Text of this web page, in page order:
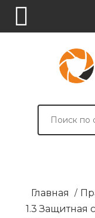
СПЕЦОДЕЖДА
СПЕЦОБУВЬ
СРЕДСТВА
Главная /
1.3 Защитная